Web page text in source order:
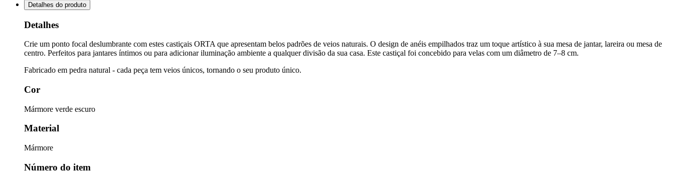
Detalhes do produto
Detalhes
Crie um ponto focal deslumbrante com estes castiçais ORTA que apresentam belos padrões de veios naturais. O design de anéis empilhados traz um toque artístico à sua mesa de jantar, lareira ou mesa de
centro. Perfeitos para jantares íntimos ou para adicionar iluminação ambiente a qualquer divisão da sua casa. Este castiçal foi concebido para velas com um diâmetro de 7–8 cm.
Fabricado em pedra natural - cada peça tem veios únicos, tornando o seu produto único.
Cor
Mármore verde escuro
Material
Mármore
Número do item